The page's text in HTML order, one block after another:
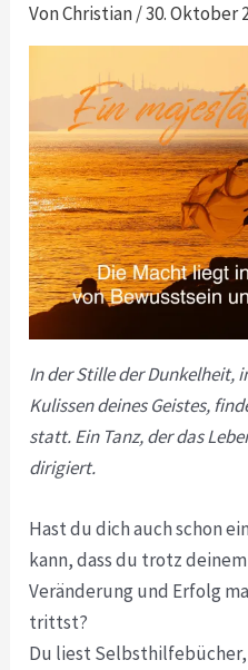
VonChristian/30. Oktober
In der Stille der Dunkelheit,
Kulissen deines Geistes,
statt. Ein Tanz, der das
dirigiert.
Hast du dich auch schon
kann, dass du trotz
Veränderung und Erfolg
trittst?
Du liest